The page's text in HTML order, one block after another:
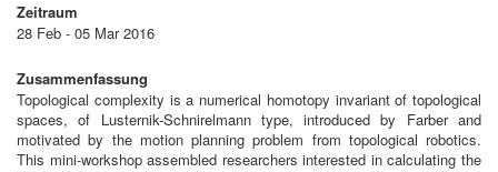
Zeitraum
28 Feb - 05 Mar 2016
Zusammenfassung
Topological complexity is a numerical homotopy invariant of topological
spaces, of Lusternik-Schnirelmann type, introduced by Farber and
motivated by the motion planning problem from topological robotics.
This mini-workshop assembled researchers interested in calculating the